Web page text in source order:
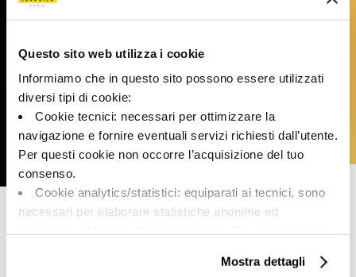
Questo sito web utilizza i cookie
Informiamo che in questo sito possono essere utilizzati
diversi tipi di cookie:
Cookie tecnici: necessari per ottimizzare la
navigazione e fornire eventuali servizi richiesti dall’utente.
Per questi cookie non occorre l’acquisizione del tuo
consenso.
Cookie analytics/statistici: equiparati ai tecnici, sono
necessari per elaborare statistiche anonime ed
Cookie di profilazione/marketing: sono utilizzati, solo
Mostra dettagli
Play
Пчела — это не просто логотип, это наш договор с миром. Из Имолы мы на весь